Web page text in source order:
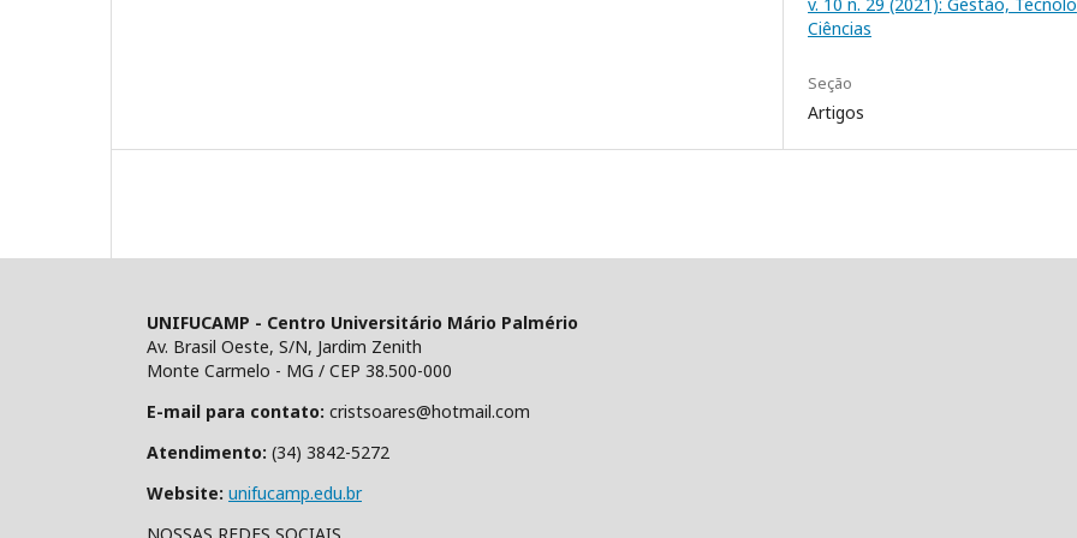
Ciências
Seção
Artigos
UNIFUCAMP - Centro Universitário Mário Palmério
Av. Brasil Oeste, S/N, Jardim Zenith
Monte Carmelo - MG / CEP 38.500-000
E-mail para contato: cristsoares@hotmail.com
Atendimento: (34) 3842-5272
Website: unifucamp.edu.br